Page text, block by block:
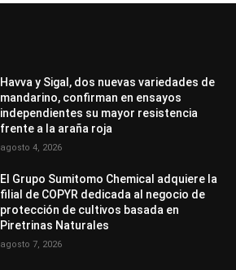
Havva y Sigal, dos nuevas variedades de
mandarino, confirman en ensayos
independientes su mayor resistencia
frente a la araña roja
agosto 4, 2026
El Grupo Sumitomo Chemical adquiere la
filial de COPYR dedicada al negocio de
protección de cultivos basada en
Piretrinas Naturales
agosto 7, 2026